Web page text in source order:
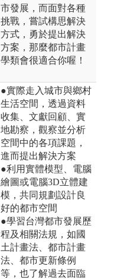
市發展，而面對各種
挑戰，嘗試構思解決
方式，勇於提出解決
方案，那麼都市計畫
學類會很適合你喔！
●實際走入城市與鄉村
生活空間，透過資料
收集、文獻回顧、實
地勘察，觀察並分析
空間中的各項課題，
進而提出解決方案
●利用實體模型、電腦
繪圖或電腦3D立體建
模，共同規劃設計良
好的都市空間
●學習台灣都市發展歷
程及相關法規，如國
土計畫法、都市計畫
法、都市更新條例
等，也了解過去面臨